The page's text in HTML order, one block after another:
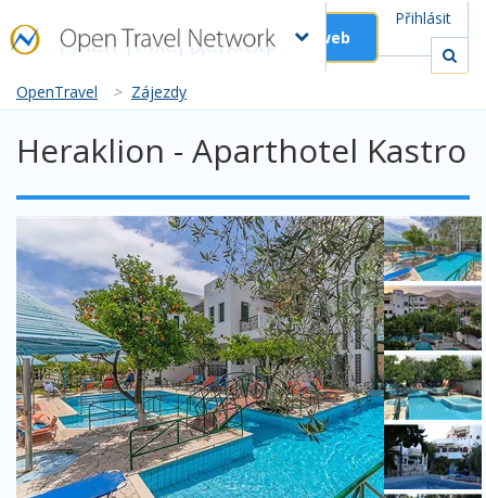
Přihlásit
Založit web
OpenTravel > Zájezdy
Heraklion - Aparthotel Kastro